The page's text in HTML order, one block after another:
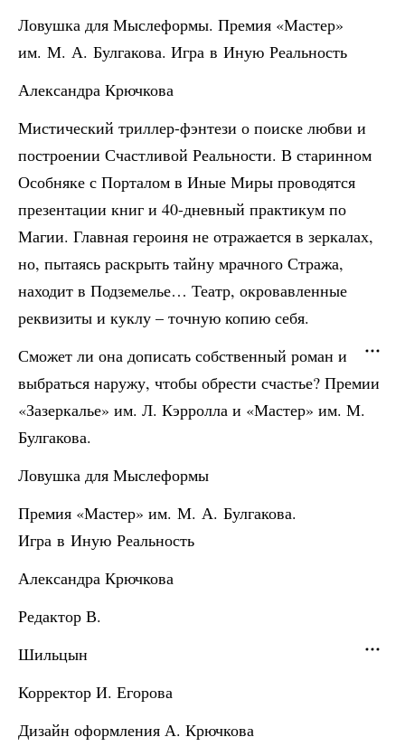
Ловушка для Мыслеформы. Премия «Мастер»
им. М. А. Булгакова. Игра в Иную Реальность
Александра Крючкова
Мистический триллер-фэнтези о поиске любви и
построении Счастливой Реальности. В старинном
Особняке с Порталом в Иные Миры проводятся
презентации книг и 40-дневный практикум по
Магии. Главная героиня не отражается в зеркалах,
но, пытаясь раскрыть тайну мрачного Стража,
находит в Подземелье… Театр, окровавленные
реквизиты и куклу – точную копию себя.
Сможет ли она дописать собственный роман и
выбраться наружу, чтобы обрести счастье? Премии
«Зазеркалье» им. Л. Кэрролла и «Мастер» им. М.
Булгакова.
Ловушка для Мыслеформы
Премия «Мастер» им. М. А. Булгакова.
Игра в Иную Реальность
Александра Крючкова
Редактор В.
Шильцын
Корректор И. Егорова
Дизайн оформления А. Крючкова